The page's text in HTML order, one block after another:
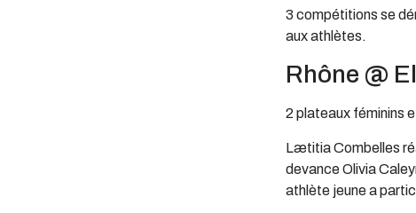
3 compétitions se
aux athlètes.
Rhône @
2 plateaux féminins
Lætitia Combelles
devance Olivia
athlète jeune a